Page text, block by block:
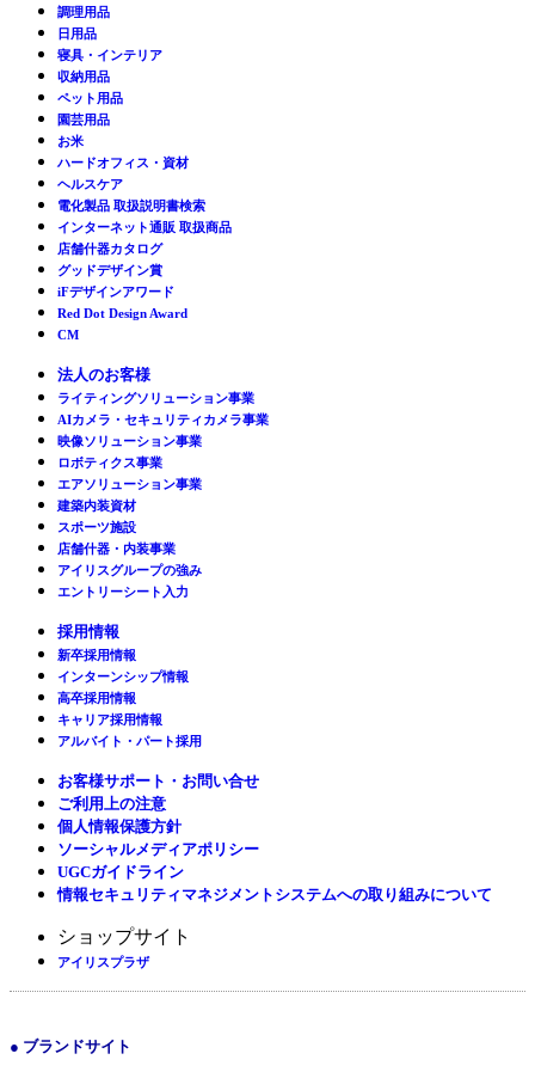
調理用品
日用品
寝具・インテリア
収納用品
ペット用品
園芸用品
お米
ハードオフィス・資材
ヘルスケア
電化製品 取扱説明書検索
インターネット通販 取扱商品
店舗什器カタログ
グッドデザイン賞
iFデザインアワード
Red Dot Design Award
CM
法人のお客様
ライティングソリューション事業
AIカメラ・セキュリティカメラ事業
映像ソリューション事業
ロボティクス事業
エアソリューション事業
建築内装資材
スポーツ施設
店舗什器・内装事業
アイリスグループの強み
エントリーシート入力
採用情報
新卒採用情報
インターンシップ情報
高卒採用情報
キャリア採用情報
アルバイト・パート採用
お客様サポート・お問い合せ
ご利用上の注意
個人情報保護方針
ソーシャルメディアポリシー
UGCガイドライン
情報セキュリティマネジメントシステムへの取り組みについて
ショップサイト
アイリスプラザ
● ブランドサイト